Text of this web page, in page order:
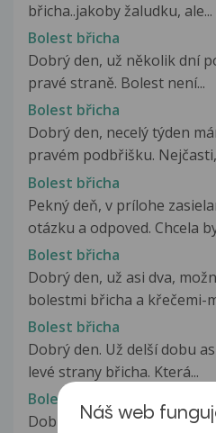
břicha..jakoby žaludku, ale...
Bolest břicha
Dobrý den, už několik dní
pravé straně. Bolest není...
Bolest břicha
Dobrý den, necelý týden
pravém podbřišku. Nejčasti,
Bolest břicha
Pekný deň, v prílohe
otázku a odpoved. Chcela
Bolest břicha
Dobrý den, už asi dva,
bolestmi břicha a křečemi-
Bolest břicha
Dobrý den. Už delší dobu
levé strany břicha. Která...
Bolest břicha
Dobrý den, Již asi ¾ roku
Náš web